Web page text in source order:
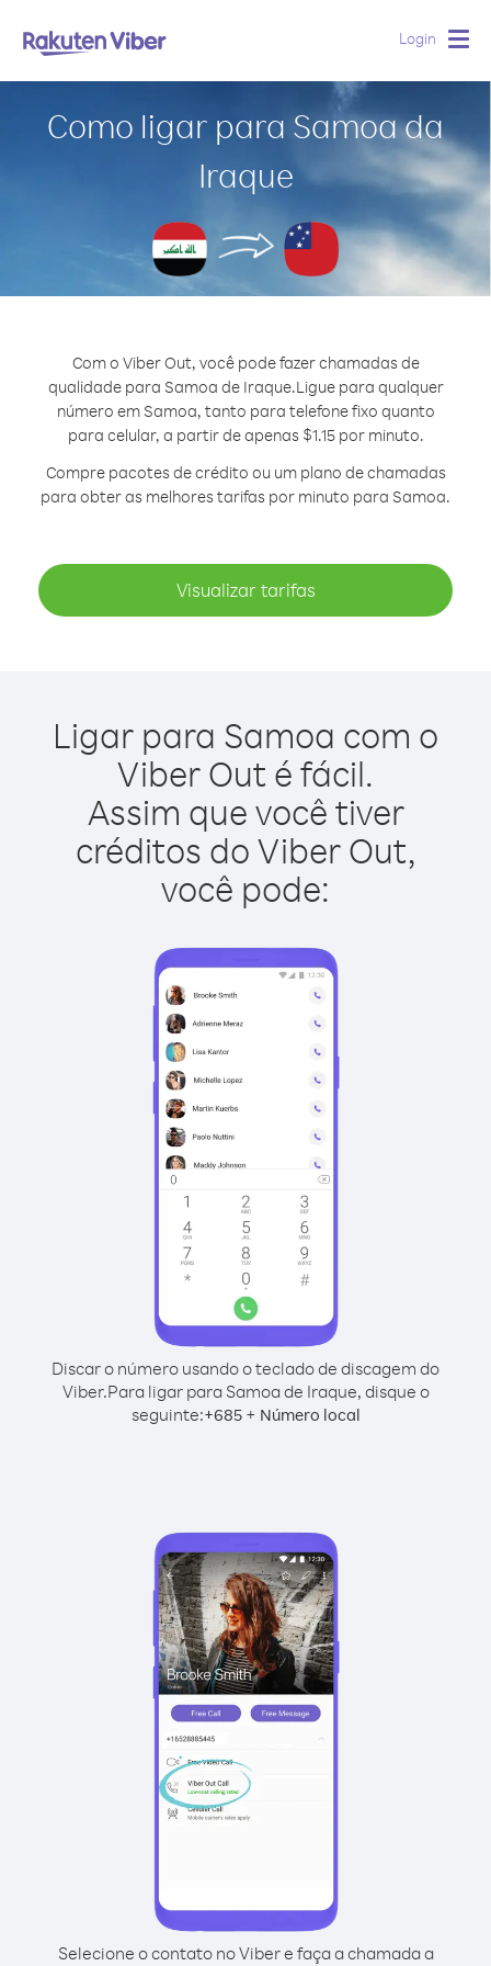
Login
Como ligar para Samoa da
Iraque
Com o Viber Out, você pode fazer chamadas de
qualidade para Samoa de Iraque.Ligue para qualquer
número em Samoa, tanto para telefone fixo quanto
para celular, a partir de apenas $1.15 por minuto.
Compre pacotes de crédito ou um plano de chamadas
para obter as melhores tarifas por minuto para Samoa.
Visualizar tarifas
Ligar para Samoa com o
Viber Out é fácil.
Assim que você tiver
créditos do Viber Out,
você pode:
Discar o número usando o teclado de discagem do
Viber.Para ligar para Samoa de Iraque, disque o
seguinte:+685+ Número local
Selecione o contato no Viber e faça a chamada a